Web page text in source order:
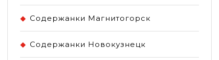
Содержанки Магнитогорск
Содержанки Новокузнецк